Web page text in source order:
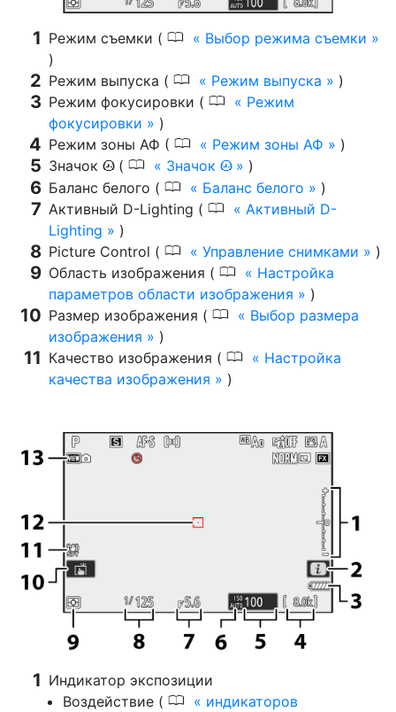
Режим съемки ( 0
Выбор режима съемки
)
Режим выпуска ( 0 Режим выпуска
)
Режим фокусировки ( 0
Режим
фокусировки
)
Режим зоны АФ ( 0 Режим зоны АФ
)
Значок t ( 0 Значок t
)
Баланс белого ( 0 Баланс белого
)
Активный D-Lighting ( 0
Активный D-
Lighting
)
Picture Control ( 0 Управление снимками
)
Область изображения ( 0
Настройка
параметров области изображения
)
Размер изображения ( 0
Выбор размера
изображения
)
Качество изображения ( 0
Настройка
качества изображения
)
Индикатор экспозиции
Воздействие ( 0
индикаторов